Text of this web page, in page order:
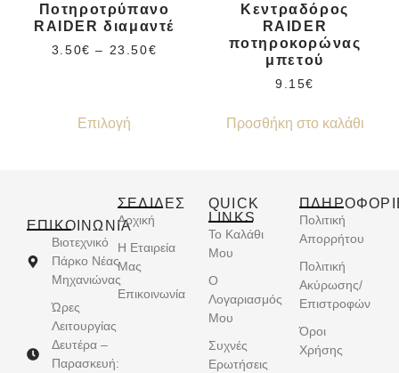
Ποτηροτρύπανο
RAIDER διαμαντέ
3.50€ – 23.50€
Επιλογή
Κεντραδόρος
RAIDER
ποτηροκορώνας
μπετού
9.15€
Προσθήκη στο καλάθι
ΕΠΙΚΟΙΝΩΝΊΑ
Βιοτεχνικό
Πάρκο Νέας
Μηχανιώνας
Ώρες
Λειτουργίας
Δευτέρα –
Παρασκευή:
ΣΕΛΙΔΕΣ
Αρχική
Η Εταιρεία
Μας
Επικοινωνία
QUICK
LINKS
Το Καλάθι
Μου
Ο
Λογαριασμός
Μου
Συχνές
Ερωτήσεις
Πολιτική
Απορρήτου
Πολιτική
Ακύρωσης/
Επιστροφών
Όροι
Χρήσης